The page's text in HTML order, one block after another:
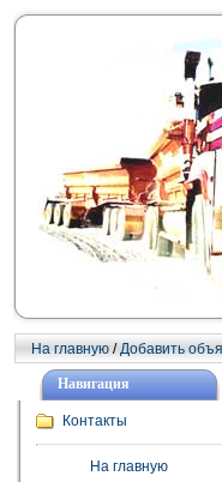
На главную /Добавить
Навигация
Контакты
На главную